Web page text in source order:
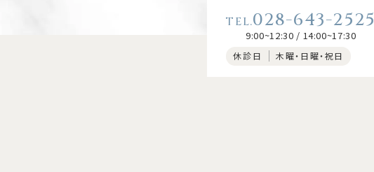
028-643-2525
9:00~12:30 / 14:00~17:30
休診日 木曜・日曜・祝日